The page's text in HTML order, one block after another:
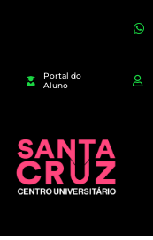
Portal do
Aluno